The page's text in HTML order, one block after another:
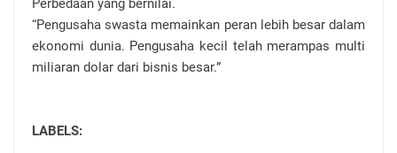
Perbedaan yang bernilai.
“Pengusaha swasta memainkan peran lebih besar dalam
ekonomi dunia. Pengusaha kecil telah merampas multi
miliaran dolar dari bisnis besar.”